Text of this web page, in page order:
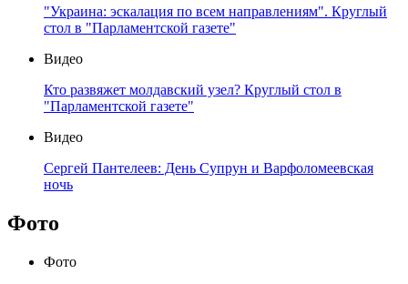
"Украина: эскалация по всем направлениям". Круглый
стол в "Парламентской газете"
Видео
Кто развяжет молдавский узел? Круглый стол в
"Парламентской газете"
Видео
Сергей Пантелеев: День Супрун и Варфоломеевская
ночь
Фото
Фото